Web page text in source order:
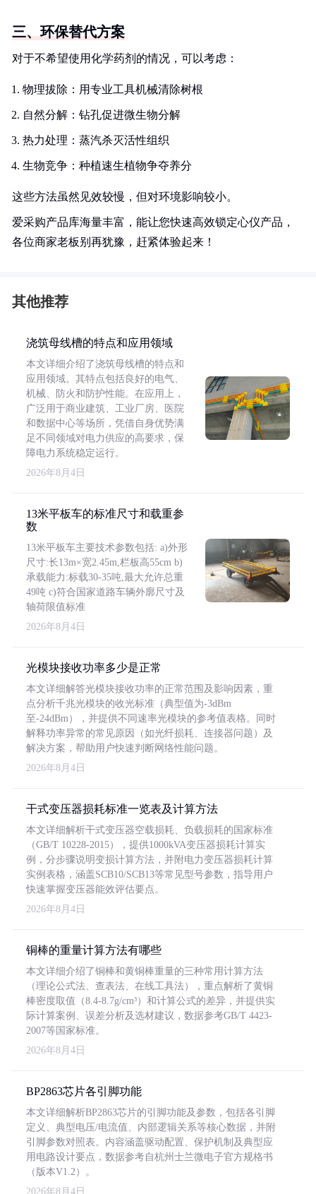
三、环保替代方案
对于不希望使用化学药剂的情况，可以考虑：
物理拔除：用专业工具机械清除树根
自然分解：钻孔促进微生物分解
热力处理：蒸汽杀灭活性组织
生物竞争：种植速生植物争夺养分
这些方法虽然见效较慢，但对环境影响较小。
爱采购产品库海量丰富，能让您快速高效锁定心仪产品，
各位商家老板别再犹豫，赶紧体验起来！
其他推荐
浇筑母线槽的特点和应用领域
本文详细介绍了浇筑母线槽的特点和
应用领域。其特点包括良好的电气、
机械、防火和防护性能。在应用上，
广泛用于商业建筑、工业厂房、医院
和数据中心等场所，凭借自身优势满
足不同领域对电力供应的高要求，保
障电力系统稳定运行。
2026年8月4日
13米平板车的标准尺寸和载重参
数
13米平板车主要技术参数包括: a)外形
尺寸:长13m×宽2.45m,栏板高55cm b)
承载能力:标载30-35吨,最大允许总重
49吨 c)符合国家道路车辆外廓尺寸及
轴荷限值标准
2026年8月4日
光模块接收功率多少是正常
本文详细解答光模块接收功率的正常范围及影响因素，重
点分析千兆光模块的收光标准（典型值为-3dBm
至-24dBm），并提供不同速率光模块的参考值表格。同时
解释功率异常的常见原因（如光纤损耗、连接器问题）及
解决方案，帮助用户快速判断网络性能问题。
2026年8月4日
干式变压器损耗标准一览表及计算方法
本文详细解析干式变压器空载损耗、负载损耗的国家标准
（GB/T 10228-2015），提供1000kVA变压器损耗计算实
例，分步骤说明变损计算方法，并附电力变压器损耗计算
实例表格，涵盖SCB10/SCB13等常见型号参数，指导用户
快速掌握变压器能效评估要点。
2026年8月4日
铜棒的重量计算方法有哪些
本文详细介绍了铜棒和黄铜棒重量的三种常用计算方法
（理论公式法、查表法、在线工具法），重点解析了黄铜
棒密度取值（8.4-8.7g/cm³）和计算公式的差异，并提供实
际计算案例、误差分析及选材建议，数据参考GB/T 4423-
2007等国家标准。
2026年8月4日
BP2863芯片各引脚功能
本文详细解析BP2863芯片的引脚功能及参数，包括各引脚
定义、典型电压/电流值、内部逻辑关系等核心数据，并附
引脚参数对照表。内容涵盖驱动配置、保护机制及典型应
用电路设计要点，数据参考自杭州士兰微电子官方规格书
（版本V1.2）。
2026年8月4日